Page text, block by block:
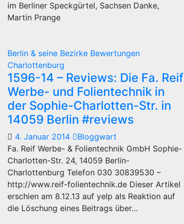
im Berliner Speckgürtel, Sachsen Danke,
Martin Prange
Berlin & seine Bezirke Bewertungen
Charlottenburg
1596-14 – Reviews: Die Fa. Reif
Werbe- und Folientechnik in
der Sophie-Charlotten-Str. in
14059 Berlin #reviews
4. Januar 2014
Bloggwart
Fa. Reif Werbe- & Folientechnik GmbH Sophie-
Charlotten-Str. 24, 14059 Berlin-
Charlottenburg Telefon 030 30839530 –
http://www.reif-folientechnik.de Dieser Artikel
erschien am 8.12.13 auf yelp als Reaktion auf
die Löschung eines Beitrags über…